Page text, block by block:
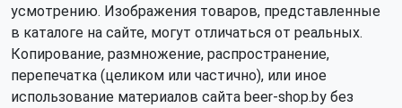
усмотрению. Изображения товаров, представленные
в каталоге на сайте, могут отличаться от реальных.
Копирование, размножение, распространение,
перепечатка (целиком или частично), или иное
использование материалов сайта beer-shop.by без